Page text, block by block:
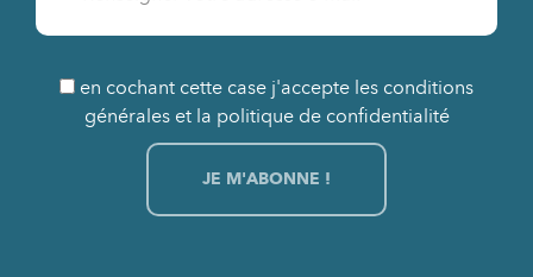
en cochant cette case j'accepte les conditions
générales et la politique de confidentialité